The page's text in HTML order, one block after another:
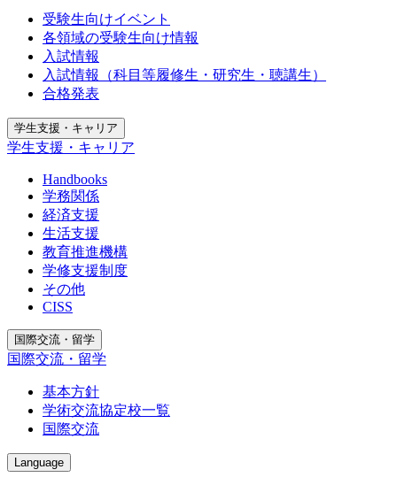
受験生向けイベント
各領域の受験生向け情報
入試情報
入試情報（科目等履修生・研究生・聴講生）
合格発表
学生支援・キャリア
学生支援・キャリア
Handbooks
学務関係
経済支援
生活支援
教育推進機構
学修支援制度
その他
CISS
国際交流・留学
国際交流・留学
基本方針
学術交流協定校一覧
国際交流
Language